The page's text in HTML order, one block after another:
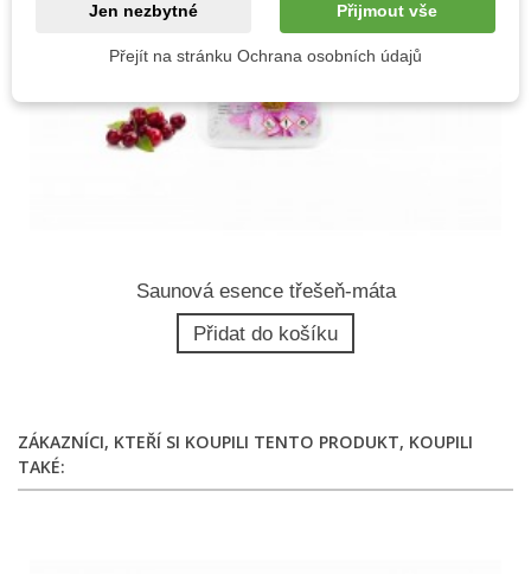
Saunová esence třešeň-máta
Přidat do košíku
ZÁKAZNÍCI, KTEŘÍ SI KOUPILI TENTO PRODUKT, KOUPILI
TAKÉ:
Jen nezbytné Přijmout vše
Přejít na stránku Ochrana osobních údajů